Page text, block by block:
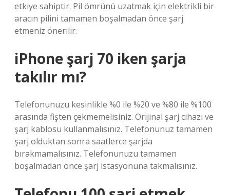
etkiye sahiptir. Pil ömrünü uzatmak için elektrikli bir
aracın pilini tamamen boşalmadan önce şarj
etmeniz önerilir.
iPhone şarj 70 iken şarja
takılır mı?
Telefonunuzu kesinlikle %0 ile %20 ve %80 ile %100
arasında fişten çekmemelisiniz. Orijinal şarj cihazı ve
şarj kablosu kullanmalısınız. Telefonunuz tamamen
şarj olduktan sonra saatlerce şarjda
bırakmamalısınız. Telefonunuzu tamamen
boşalmadan önce şarj istasyonuna takmalısınız.